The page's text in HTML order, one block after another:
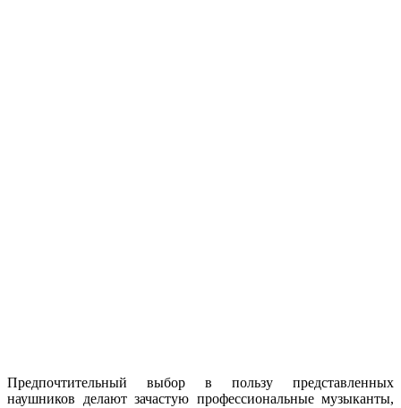
Предпочтительный выбор в пользу представленных
наушников делают зачастую профессиональные музыканты,